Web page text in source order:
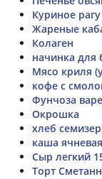
Куриное
Жареные
Колаген
начинка для
Мясо криля
кофе с
Фунчоза
Окрошка
хлеб
каша
Сыр легкий
Торт